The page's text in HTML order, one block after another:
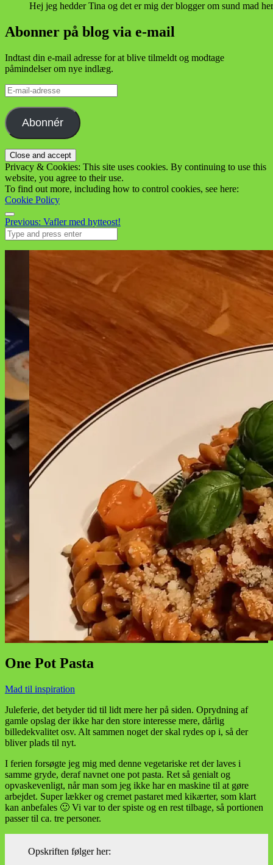
Hej jeg hedder Tina og det er mig der blogger om sund mad
Abonner på blog via e-mail
Indtast din e-mail adresse for at blive tilmeldt og modtage
påmindelser om nye indlæg.
E-
mail-
adresse
Abonnér
Privacy & Cookies: This site uses cookies. By continuing to use this
website, you agree to their use.
To find out more, including how to control cookies, see here:
Cookie Policy
Menu
Post
navigation
Previous: Vafler med hytteost!
Search
One Pot Pasta
Mad til inspiration
Juleferie, det betyder tid til lidt mere her på siden. Oprydning af
gamle opslag der ikke har den store interesse mere, dårlig
billedekvalitet osv. Alt sammen noget der skal rydes op i, så der
bliver plads til nyt.
I ferien forsøgte jeg mig med denne vegetariske ret der laves i
samme gryde, deraf navnet one pot pasta. Ret så genialt og
opvaskevenligt, når man som jeg ikke har en maskine til at gøre
arbejdet. Super lækker og cremet pastaret med kikærter, som klart
kan anbefales 🙂 Vi var to der spiste og en rest tilbage, så portionen
passer til ca. tre personer.
Opskriften følger her: